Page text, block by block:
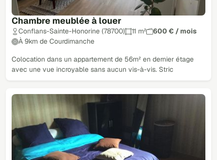
Chambre meublée à louer
Conflans-Sainte-Honorine (78700) 11 m²
600 € / mois
À 9km de Courdimanche
Colocation dans un appartement de 56m² en dernier étage
avec une vue incroyable sans aucun vis-à-vis. Stric